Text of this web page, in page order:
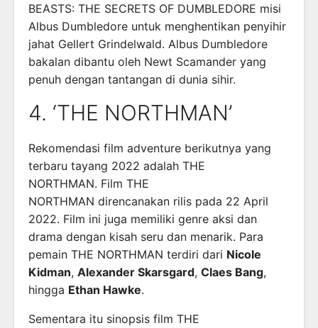
BEASTS: THE SECRETS OF DUMBLEDORE misi
Albus Dumbledore untuk menghentikan penyihir
jahat Gellert Grindelwald. Albus Dumbledore
bakalan dibantu oleh Newt Scamander yang
penuh dengan tantangan di dunia sihir.
4. ‘THE NORTHMAN’
Rekomendasi film adventure berikutnya yang
terbaru tayang 2022 adalah THE
NORTHMAN. Film THE
NORTHMAN direncanakan rilis pada 22 April
2022. Film ini juga memiliki genre aksi dan
drama dengan kisah seru dan menarik. Para
pemain THE NORTHMAN terdiri dari Nicole
Kidman, Alexander Skarsgard, Claes Bang,
hingga Ethan Hawke.
Sementara itu sinopsis film THE